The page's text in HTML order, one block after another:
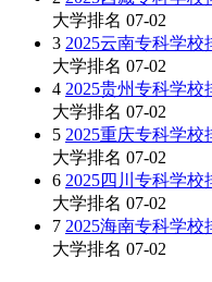
大学排名 07-02
3 2025云南专科学校
大学排名 07-02
4 2025贵州专科学校
大学排名 07-02
5 2025重庆专科学校
大学排名 07-02
6 2025四川专科学校
大学排名 07-02
7 2025海南专科学校
大学排名 07-02